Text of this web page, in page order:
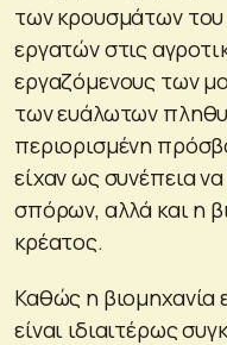
των κρουσμάτων
εργατών στις
εργαζόμενους των
των ευάλωτων
περιορισμένη
είχαν ως συνέπεια
σπόρων, αλλά και η
κρέατος.
Καθώς η βιομηχανία
είναι ιδιαιτέρως